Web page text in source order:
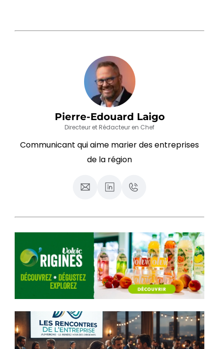
Pierre-Edouard Laigo
Directeur et Rédacteur en Chef
Communicant qui aime marier des entreprises
de la région